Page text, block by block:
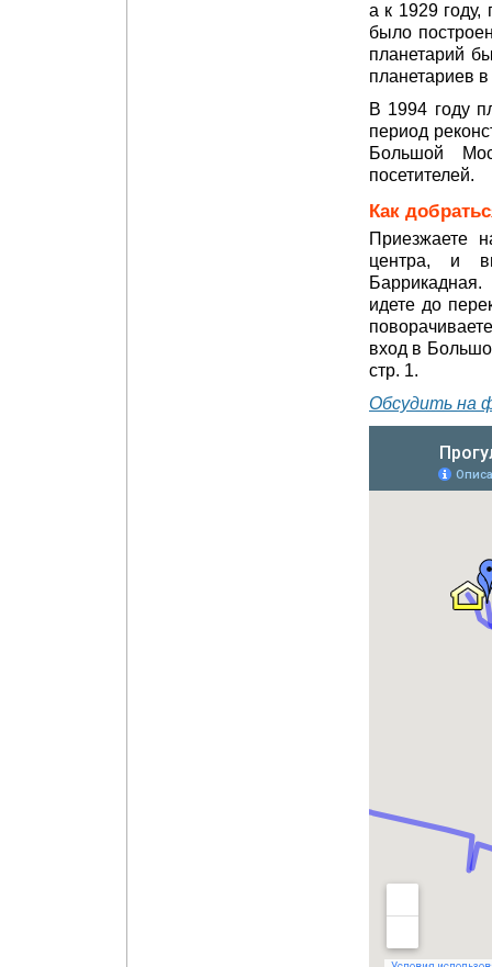
а к 1929
было
планетарий
планетариев
В 1994 году
период
Большой
посетителей.
Как
Приезжаете
центра, и
идете до
вход в
стр. 1.
Обсудить на